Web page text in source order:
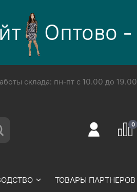
Оптово -
склада: пн-пт с 10.00 до 19.00
0
ТОВАРЫ ПАРТНЕРОВ